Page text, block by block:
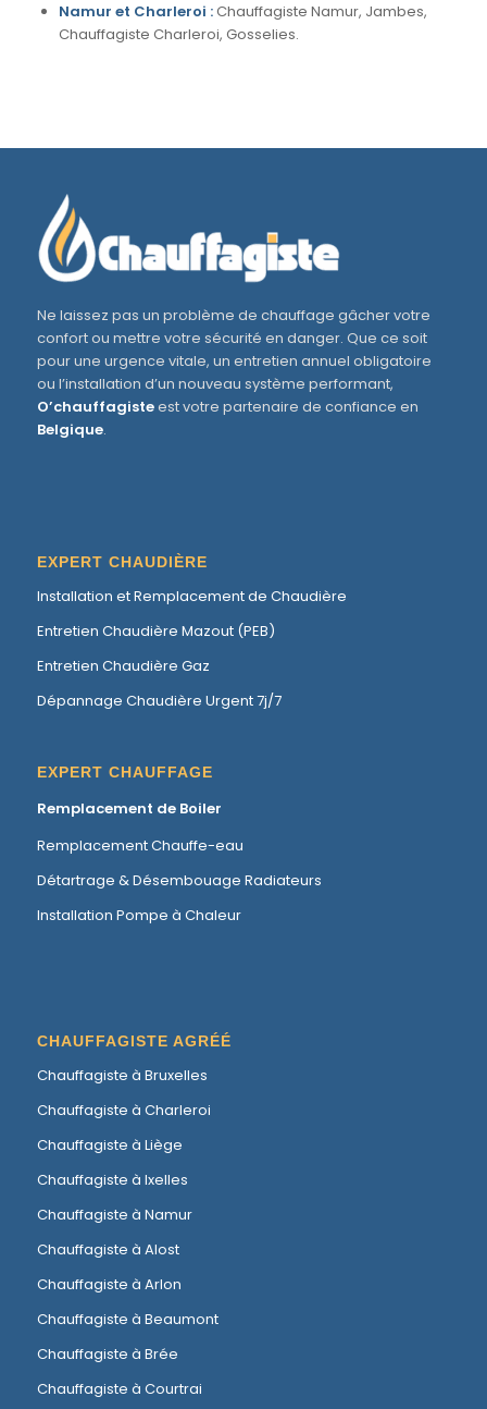
Namur et Charleroi :Chauffagiste Namur, Jambes,
Chauffagiste Charleroi, Gosselies.
Ne laissez pas un problème de chauffage gâcher votre
confort ou mettre votre sécurité en danger. Que ce soit
pour une urgence vitale, un entretien annuel obligatoire
ou l’installation d’un nouveau système performant,
O’chauffagisteest votre partenaire de confiance en
Belgique.
EXPERT CHAUDIÈRE
Installation et Remplacement de Chaudière
Entretien Chaudière Mazout (PEB)
Entretien Chaudière Gaz
Dépannage Chaudière Urgent 7j/7
EXPERT CHAUFFAGE
Remplacement de Boiler
Remplacement Chauffe-eau
Détartrage & Désembouage Radiateurs
Installation Pompe à Chaleur
CHAUFFAGISTE AGRÉÉ
Chauffagiste à Bruxelles
Chauffagiste à Charleroi
Chauffagiste à Liège
Chauffagiste à Ixelles
Chauffagiste à Namur
Chauffagiste à Alost
Chauffagiste à Arlon
Chauffagiste à Beaumont
Chauffagiste à Brée
Chauffagiste à Courtrai